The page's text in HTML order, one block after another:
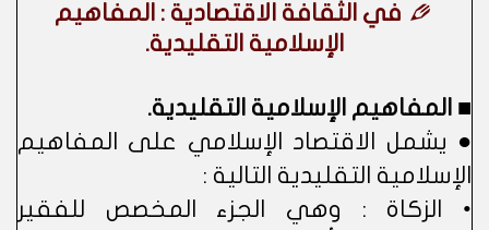
في الثقافة الاقتصادية : المفاهيم
الإسلامية التقليدية.
■ المفاهيم الإسلامية التقليدية.
● يشمل الاقتصاد الإسلامي على المفاهيم
الإسلامية التقليدية التالية :
• الزكاة : وهي الجزء المخصص للفقير